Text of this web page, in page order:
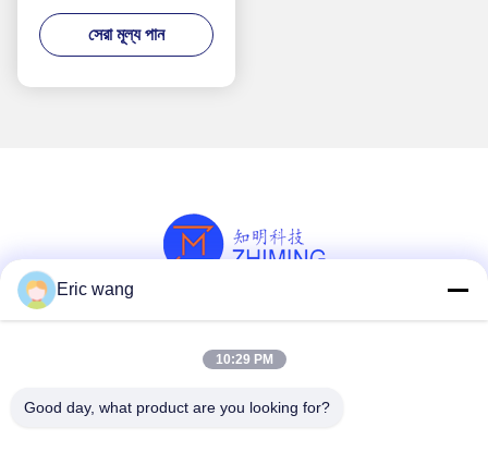
সেরা মূল্য পান
Eric wang
10:29 PM
Good day, what product are you looking for?